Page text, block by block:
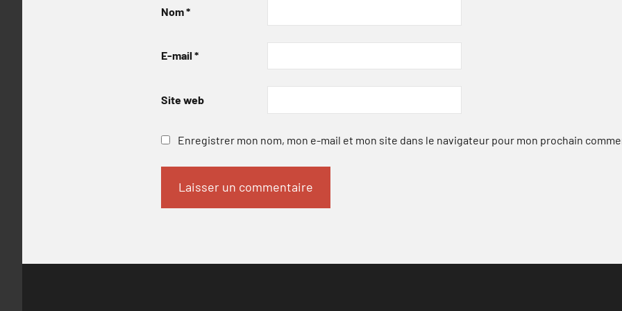
Nom*
E-mail *
Site web
Enregistrer mon nom, mon e-mail et mon site dans le navigateur pour mon prochain